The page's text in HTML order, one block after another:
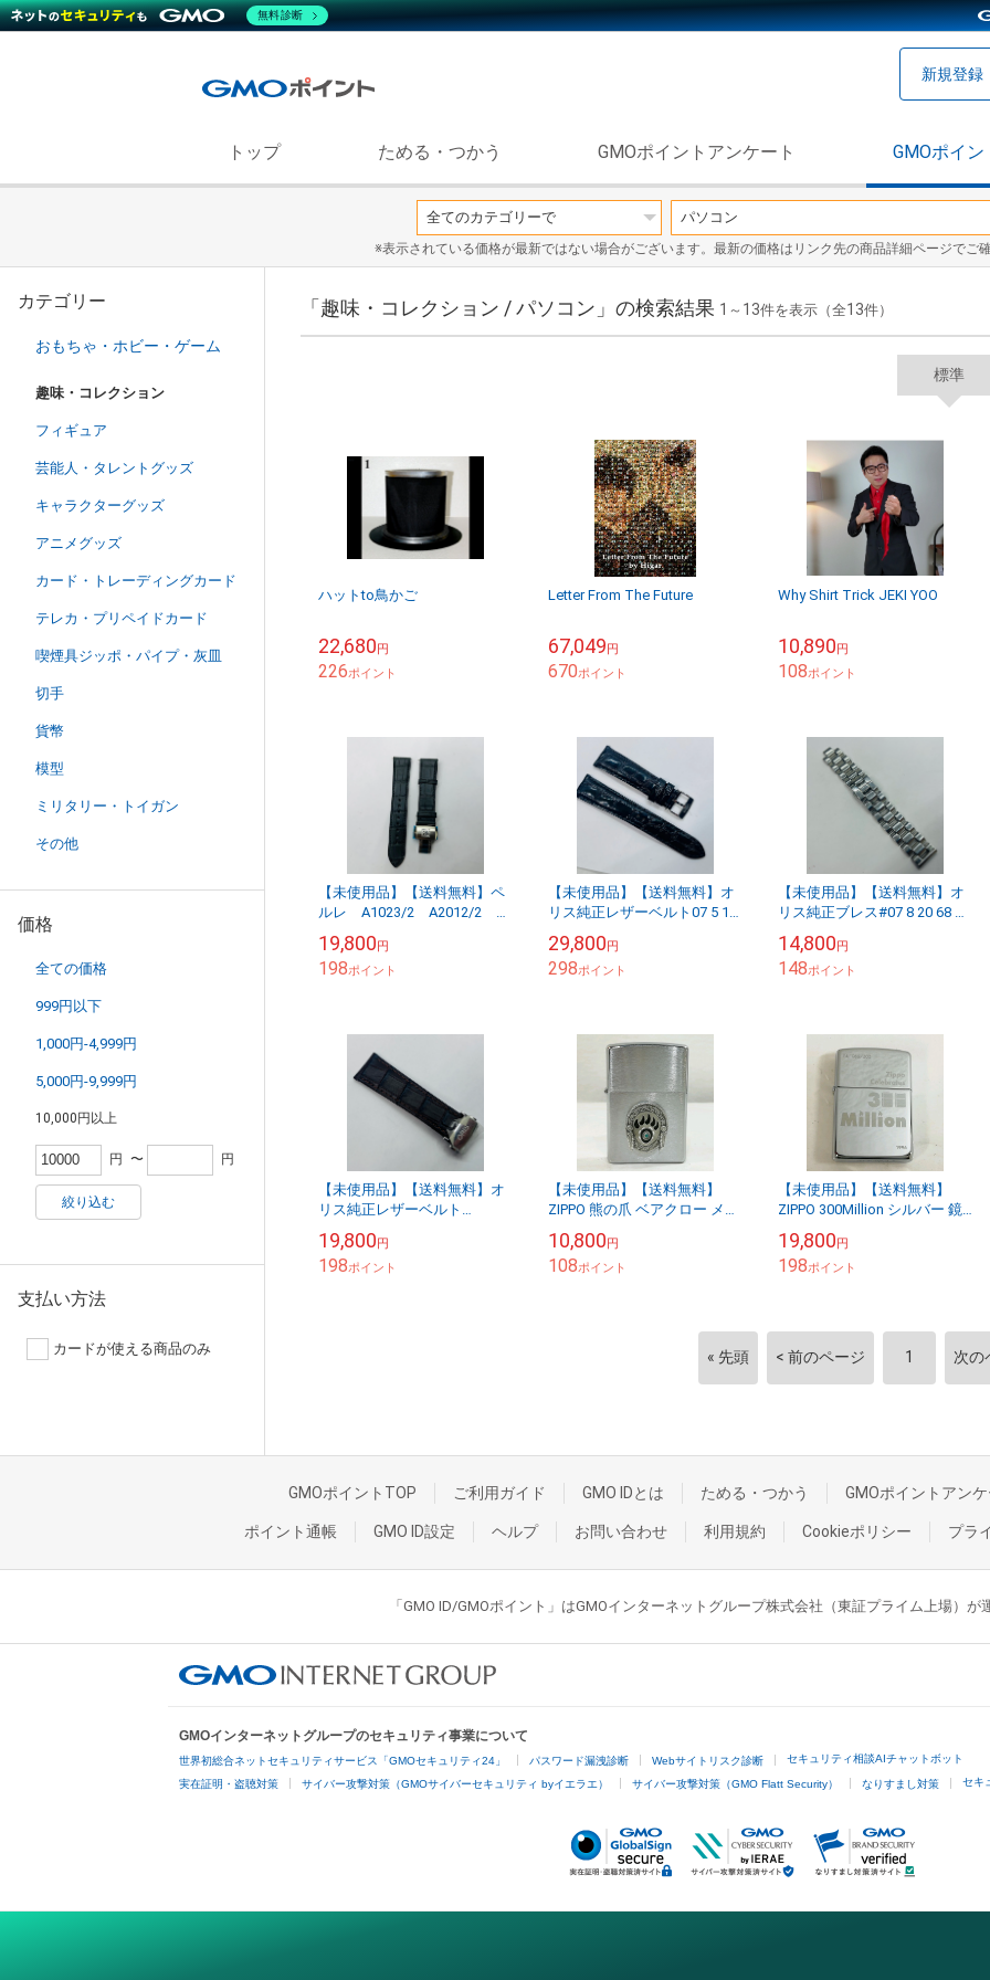
新規登録
トップ ためる・つかう GMOポイントアンケート GMOポイ
※表示されている価格が最新ではない場合がございます。最新の価格はリンク先の商品詳細ページでご
カテゴリー
おもちゃ・ホビー・ゲーム
趣味・コレクション
フィギュア
芸能人・タレントグッズ
キャラクターグッズ
アニメグッズ
カード・トレーディングカード
テレカ・プリペイドカード
喫煙具ジッポ・パイプ・灰皿
切手
貨幣
模型
ミリタリー・トイガン
その他
価格
全ての価格
999円以下
1,000円-4,999円
5,000円-9,999円
10,000円以上
円 〜 円
絞り込む
支払い方法
カードが使える商品のみ
「趣味・コレクション / パソコン」の検索結果 1 ～ 13件を表示（全13件）
標準
ハットto鳥かご
22,680円
226ポイント
Letter From The Future
67,049円
670ポイント
Why Shirt Trick JEKI YOO
10,890円
108ポイント
【未使用品】【送料無料】ペ
ルレ A1023/2 A2012/2 共
えベルト※メール便でお送り
します...
19,800円
198ポイント
【未使用品】【送料無料】オ
リス純正レザーベルト07 5 19
ンド※メール便でお送りしま
す【代引き不可...
29,800円
298ポイント
【未使用品】【送料無料】オ
リス純正ブレス#07 8 20 68 ス
列ブレス エンドリンク1個欠
品※メー...
14,800円
148ポイント
【未使用品】【送料無料】オ
リス純正レザーベルト
き片側だけ※メール便でお送
りします【代引き不可】
19,800円
198ポイント
【未使用品】【送料無料】
ZIPPO 熊の爪 ベアクロー メタ
年※メール便でお送りします
【代引き不可...
10,800円
108ポイント
【未使用品】【送料無料】
ZIPPO 300Million シルバー 鏡
083/300 1996年※...
19,800円
198ポイント
« 先頭 < 前のページ 1 次の
GMOポイントTOP ご利用ガイド GMO IDとは ためる・つかう GMOポイントアンケ
ポイント通帳 GMO ID設定 ヘルプ お問い合わせ 利用規約 Cookieポリシー プラ
「GMO ID/GMOポイント」はGMOインターネットグループ株式会社（東証プライム上場）が
GMOインターネットグループのセキュリティ事業について
世界初総合ネットセキュリティサービス「GMOセキュリティ24」 パスワード漏洩診断 Webサイトリスク診断 セキュリティ相談AIチャットボット
実在証明・盗聴対策 サイバー攻撃対策（GMOサイバーセキュリティ byイエラエ） サイバー攻撃対策（GMO Flatt Security） なりすまし対策 セキ
無料診断